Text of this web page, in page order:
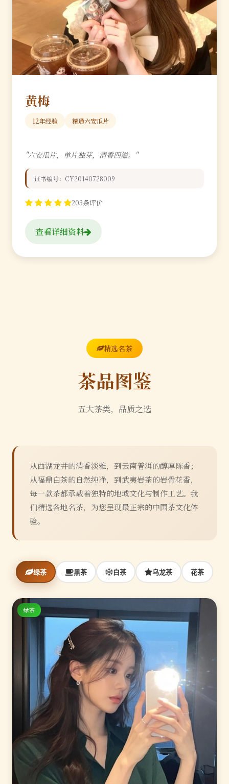
黄梅
12年经验 精通六安瓜片
"六安瓜片，单片独芽，清香四溢。"
证书编号：CY20140728009
203条评价
查看详细资料
精选名茶
茶品图鉴
五大茶类，品质之选
从西湖龙井的清香淡雅，到云南普洱的醇厚陈香；
从福鼎白茶的自然纯净，到武夷岩茶的岩骨花香，
每一款茶都承载着独特的地域文化与制作工艺。我
们精选各地名茶，为您呈现最正宗的中国茶文化体
验。
绿茶 黑茶 白茶 乌龙茶 花茶
绿茶